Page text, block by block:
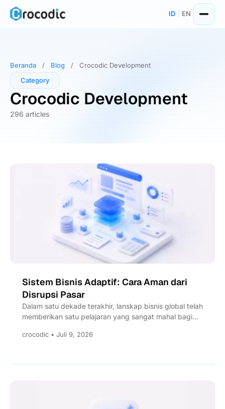
Skip
ID EN
Beranda / Blog /
Crocodic Development
Category
Crocodic Development
296 articles
Sistem Bisnis Adaptif: Cara Aman dari
Disrupsi Pasar
Dalam satu dekade terakhir, lanskap bisnis global telah
memberikan satu pelajaran yang sangat mahal bagi
crocodic • Juli 9, 2026